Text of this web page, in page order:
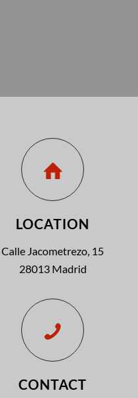
LOCATION
Calle Jacometrezo, 15
28013 Madrid
CONTACT